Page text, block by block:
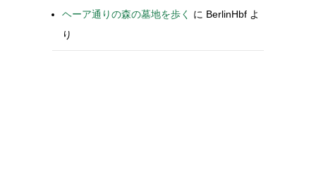
ヘーア通りの森の墓地を歩く
に BerlinHbf よ
り